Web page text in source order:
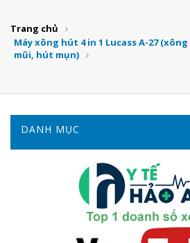
Trang chủ
Máy xông hút 4 in 1 Lucass A-27
mũi, hút mụn)
DANH MỤC